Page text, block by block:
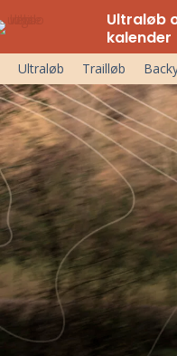
Ultraløb
kalender
Ultraløb Trailløb